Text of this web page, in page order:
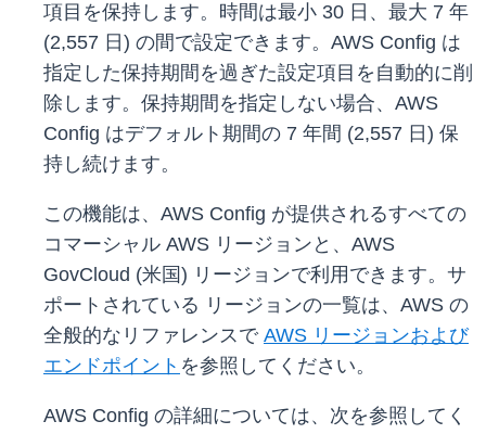
項目を保持します。時間は最小 30 日、最大 7 年
(2,557 日) の間で設定できます。AWS Config は
指定した保持期間を過ぎた設定項目を自動的に削
除します。保持期間を指定しない場合、AWS
Config はデフォルト期間の 7 年間 (2,557 日) 保
持し続けます。
この機能は、AWS Config が提供されるすべての
コマーシャル AWS リージョンと、AWS
GovCloud (米国) リージョンで利用できます。サ
ポートされている リージョンの一覧は、AWS の
全般的なリファレンスで AWS リージョンおよび
エンドポイント を参照してください。
AWS Config の詳細については、次を参照してく